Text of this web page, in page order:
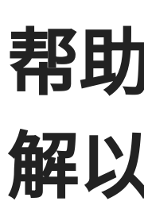
帮
解